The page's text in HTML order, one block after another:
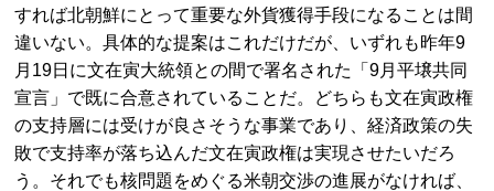
すれば北朝鮮にとって重要な外貨獲得手段になることは間
違いない。具体的な提案はこれだけだが、いずれも昨年9
月19日に文在寅大統領との間で署名された「9月平壌共同
宣言」で既に合意されていることだ。どちらも文在寅政権
の支持層には受けが良さそうな事業であり、経済政策の失
敗で支持率が落ち込んだ文在寅政権は実現させたいだろ
う。それでも核問題をめぐる米朝交渉の進展がなければ、